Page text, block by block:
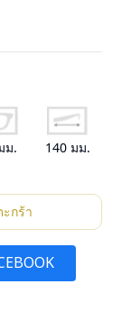
. 140มม.
ะกร้า